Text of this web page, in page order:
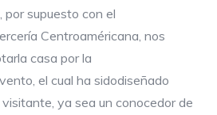
supuesto con el
Centroaméricana, nos
casa por la
el cual ha sidodiseñado
ya sea un conocedor de